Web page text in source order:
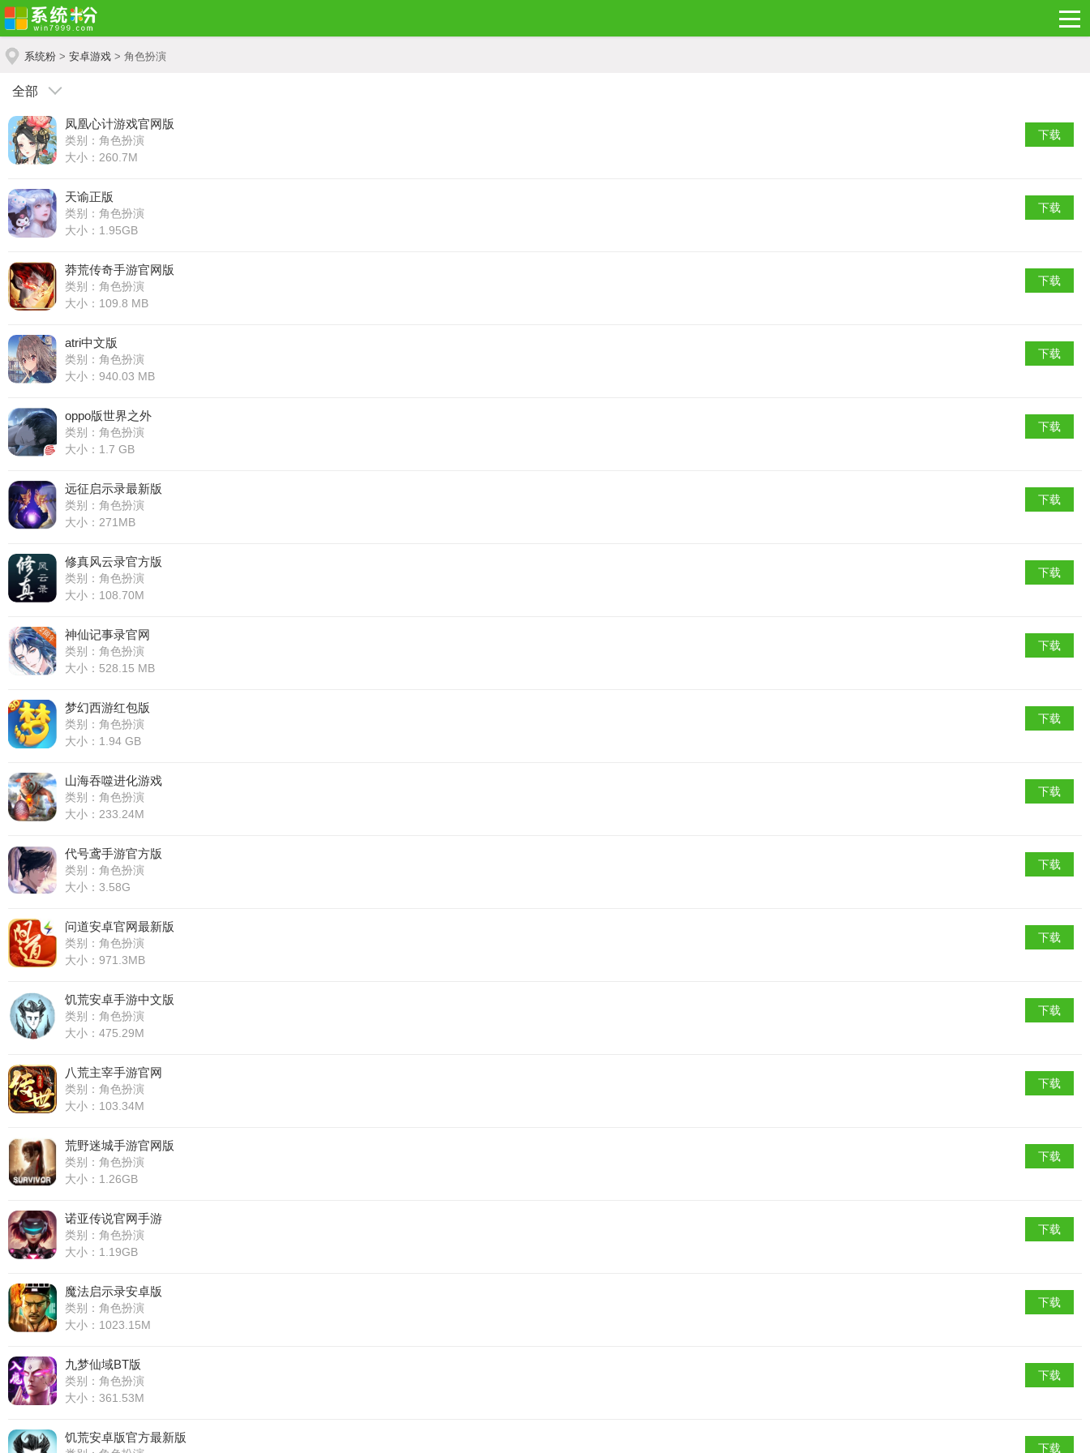
系统粉 > 安卓游戏 > 角色扮演
全部
凤凰心计游戏官网版
类别：角色扮演
大小：260.7M
下载
天谕正版
类别：角色扮演
大小：1.95GB
下载
莽荒传奇手游官网版
类别：角色扮演
大小：109.8 MB
下载
atri中文版
类别：角色扮演
大小：940.03 MB
下载
oppo版世界之外
类别：角色扮演
大小：1.7 GB
下载
远征启示录最新版
类别：角色扮演
大小：271MB
下载
修真风云录官方版
类别：角色扮演
大小：108.70M
下载
神仙记事录官网
类别：角色扮演
大小：528.15 MB
下载
梦幻西游红包版
类别：角色扮演
大小：1.94 GB
下载
山海吞噬进化游戏
类别：角色扮演
大小：233.24M
下载
代号鸢手游官方版
类别：角色扮演
大小：3.58G
下载
问道安卓官网最新版
类别：角色扮演
大小：971.3MB
下载
饥荒安卓手游中文版
类别：角色扮演
大小：475.29M
下载
八荒主宰手游官网
类别：角色扮演
大小：103.34M
下载
荒野迷城手游官网版
类别：角色扮演
大小：1.26GB
下载
诺亚传说官网手游
类别：角色扮演
大小：1.19GB
下载
魔法启示录安卓版
类别：角色扮演
大小：1023.15M
下载
九梦仙域BT版
类别：角色扮演
大小：361.53M
下载
饥荒安卓版官方最新版
下载